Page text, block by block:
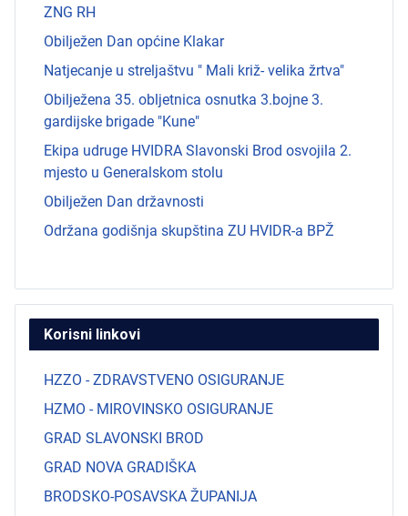
ZNG RH
Obilježen Dan općine Klakar
Natjecanje u streljaštvu " Mali križ- velika žrtva"
Obilježena 35. obljetnica osnutka 3.bojne 3.
gardijske brigade "Kune"
Ekipa udruge HVIDRA Slavonski Brod osvojila 2.
mjesto u Generalskom stolu
Obilježen Dan državnosti
Održana godišnja skupština ZU HVIDR-a BPŽ
Korisni linkovi
HZZO - ZDRAVSTVENO OSIGURANJE
HZMO - MIROVINSKO OSIGURANJE
GRAD SLAVONSKI BROD
GRAD NOVA GRADIŠKA
BRODSKO-POSAVSKA ŽUPANIJA